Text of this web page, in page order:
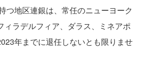
つ地区連銀は、常任のニューヨーク
ィラデルフィア、ダラス、ミネアポ
年までに退任しないとも限りませ